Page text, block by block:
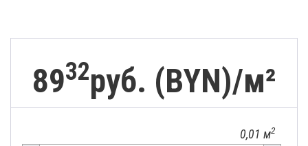
8932руб. (BYN)/м²
0,01 м2